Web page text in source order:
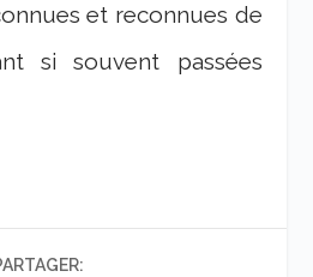
et reconnues de
si souvent passées